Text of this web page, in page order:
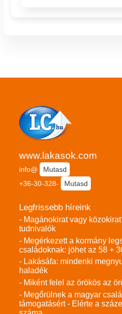
www.lakasok.com
info@
Mutasd
+36-30-328-
Mutasd
Legfrissebb híreink
- Magánokirat vagy
tudnivalók
- Megérkezett a kormány
családoknak: jöhet az 58 +
- Lakásáfa: mindenki
haladék
- Miként felel az örökös az
- Megőrülnek a magyar
támogatásért - Elérte a